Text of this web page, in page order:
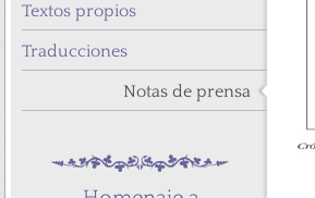
Textos propios
Traducciones
Notas de prensa